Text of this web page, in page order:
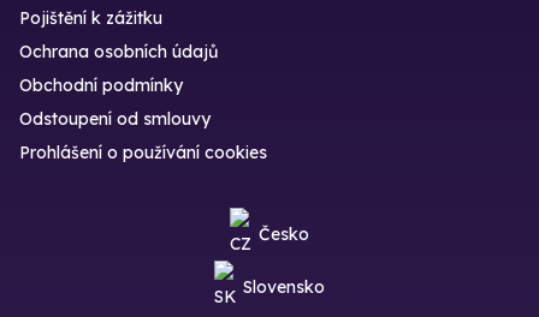
Pojištění k zážitku
Ochrana osobních údajů
Obchodní podmínky
Odstoupení od smlouvy
Prohlášení o používání cookies
Česko
Slovensko